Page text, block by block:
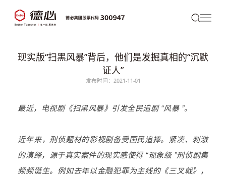
现实版“扫黑风暴”背后，他们是发掘真相的“沉默
证人”
发布时间：2021-11-01
最近，电视剧《扫黑风暴》引发全民追剧 “风暴 ”。
近年来，刑侦题材的影视剧备受国民追捧。紧凑、刺激
的演绎，源于真实案件的现实感使得 “现象级 ”刑侦剧集
频频诞生。例如去年以金融犯罪为主线的《三叉戟》，